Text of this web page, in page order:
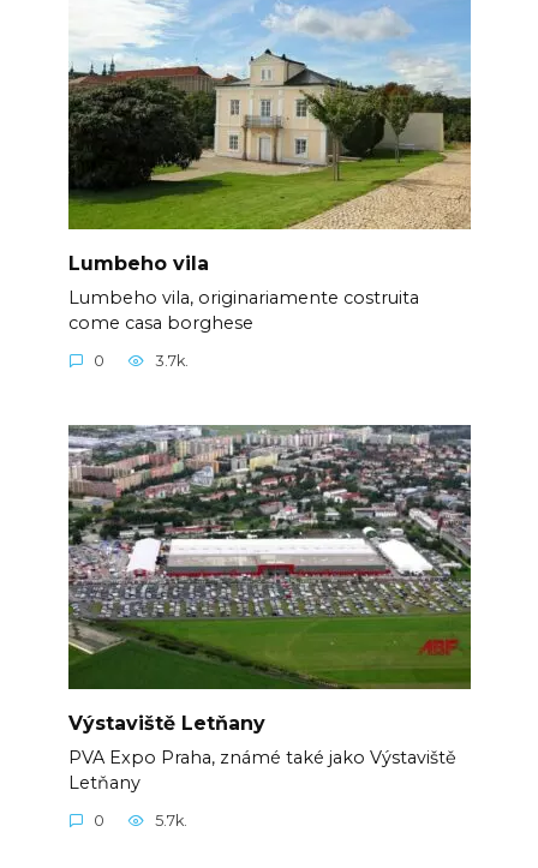
Lumbeho vila
Lumbeho vila, originariamente costruita
come casa borghese
0 3.7k.
Výstaviště Letňany
PVA Expo Praha, známé také jako Výstaviště
Letňany
0 5.7k.